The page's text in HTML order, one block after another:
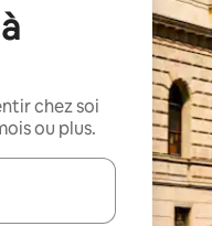
chez soi
ou plus.
les en utilisant les